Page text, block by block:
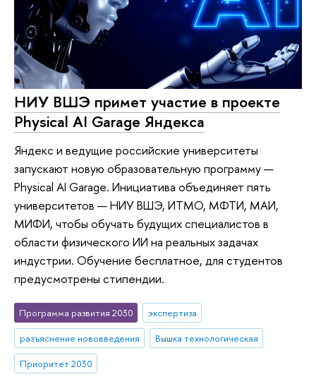
НИУ ВШЭ примет участие в проекте
Physical AI Garage Яндекса
Яндекс и ведущие российские университеты
запускают новую образовательную программу —
Physical AI Garage. Инициатива объединяет пять
университетов — НИУ ВШЭ, ИТМО, МФТИ, МАИ,
МИФИ, чтобы обучать будущих специалистов в
области физического ИИ на реальных задачах
индустрии. Обучение бесплатное, для студентов
предусмотрены стипендии.
Программа развития 2030
экспертиза
разъяснение нововведения
Вышка технологическая
Приоритет 2030